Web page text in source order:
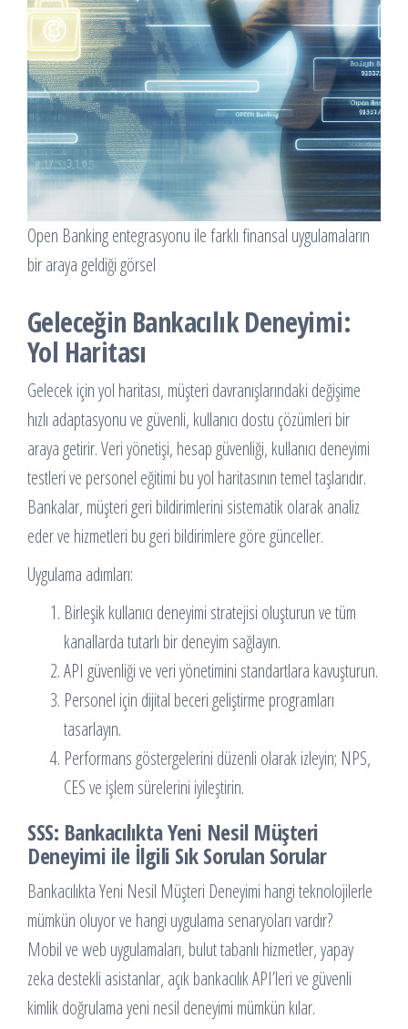
Open Banking entegrasyonu ile farklı finansal uygulamaların
bir araya geldiği görsel
Geleceğin Bankacılık Deneyimi:
Yol Haritası
Gelecek için yol haritası, müşteri davranışlarındaki değişime
hızlı adaptasyonu ve güvenli, kullanıcı dostu çözümleri bir
araya getirir. Veri yönetişi, hesap güvenliği, kullanıcı deneyimi
testleri ve personel eğitimi bu yol haritasının temel taşlarıdır.
Bankalar, müşteri geri bildirimlerini sistematik olarak analiz
eder ve hizmetleri bu geri bildirimlere göre günceller.
Uygulama adımları:
Birleşik kullanıcı deneyimi stratejisi oluşturun ve tüm
kanallarda tutarlı bir deneyim sağlayın.
API güvenliği ve veri yönetimini standartlara kavuşturun.
Personel için dijital beceri geliştirme programları
tasarlayın.
Performans göstergelerini düzenli olarak izleyin; NPS,
CES ve işlem sürelerini iyileştirin.
SSS: Bankacılıkta Yeni Nesil Müşteri
Deneyimi ile İlgili Sık Sorulan Sorular
Bankacılıkta Yeni Nesil Müşteri Deneyimi hangi teknolojilerle
mümkün oluyor ve hangi uygulama senaryoları vardır?
Mobil ve web uygulamaları, bulut tabanlı hizmetler, yapay
zeka destekli asistanlar, açık bankacılık API’leri ve güvenli
kimlik doğrulama yeni nesil deneyimi mümkün kılar.